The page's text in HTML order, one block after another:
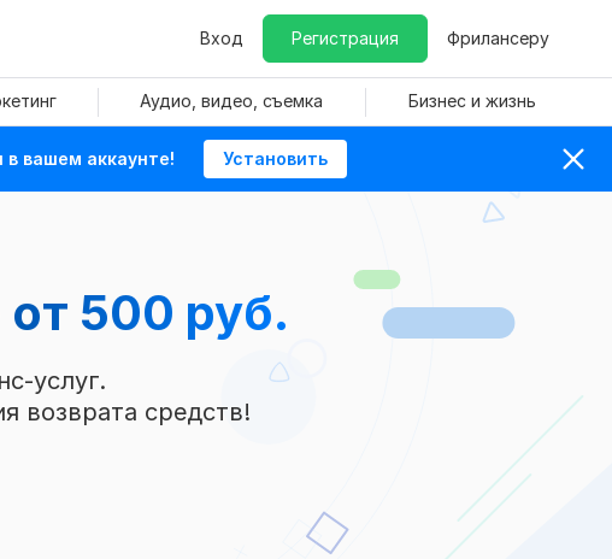
Вход Регистрация Фрилансеру
Аудио, видео, съемка Бизнес и жизнь
вашем аккаунте! Установить
от 500 руб.
услуг.
возврата средств!